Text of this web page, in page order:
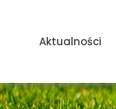
Aktualności